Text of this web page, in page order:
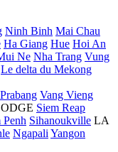
Ninh Binh Mai Chau
Ha Giang Hue Hoi An
Ne Nha Trang Vung
Le delta du Mekong
Vang Vieng
Siem Reap
Penh Sihanoukville LA
Ngapali Yangon